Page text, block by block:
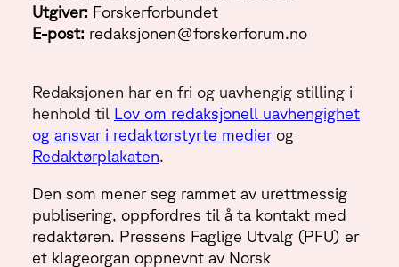
Utgiver: Forskerforbundet
E-post: redaksjonen@forskerforum.no
Redaksjonen har en fri og uavhengig stilling i
henhold til Lov om redaksjonell uavhengighet
og ansvar i redaktørstyrte medierog
Redaktørplakaten.
Den som mener seg rammet av urettmessig
publisering, oppfordres til å ta kontakt med
redaktøren. Pressens Faglige Utvalg (PFU) er
et klageorgan oppnevnt av Norsk